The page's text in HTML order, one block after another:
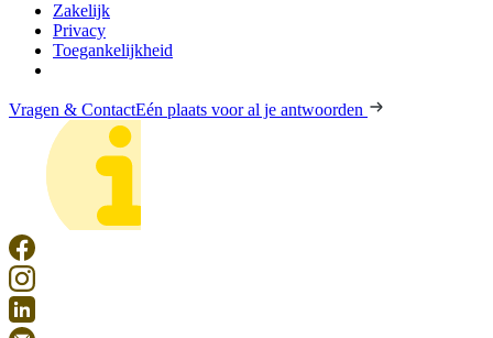
Zakelijk
Privacy
Toegankelijkheid
Vragen & ContactEén plaats voor al je antwoorden